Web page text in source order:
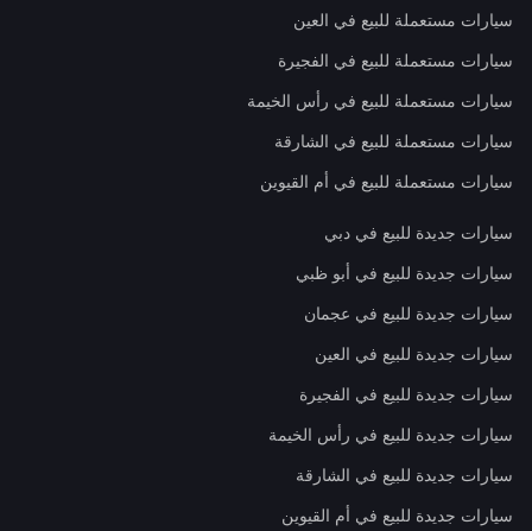
سيارات مستعملة للبيع في العين
سيارات مستعملة للبيع في الفجيرة
سيارات مستعملة للبيع في رأس الخيمة
سيارات مستعملة للبيع في الشارقة
سيارات مستعملة للبيع في أم القيوين
سيارات جديدة للبيع في دبي
سيارات جديدة للبيع في أبو ظبي
سيارات جديدة للبيع في عجمان
سيارات جديدة للبيع في العين
سيارات جديدة للبيع في الفجيرة
سيارات جديدة للبيع في رأس الخيمة
سيارات جديدة للبيع في الشارقة
سيارات جديدة للبيع في أم القيوين